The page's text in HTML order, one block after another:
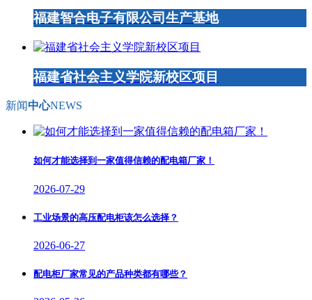
福建智合电子有限公司生产基地
福建省社会主义学院新校区项目
新闻中心NEWS
如何才能选择到一家值得信赖的配电箱厂家！
2026-07-29
工业场景的高压配电柜该怎么选择？
2026-06-27
配电柜厂家常见的产品种类都有哪些？